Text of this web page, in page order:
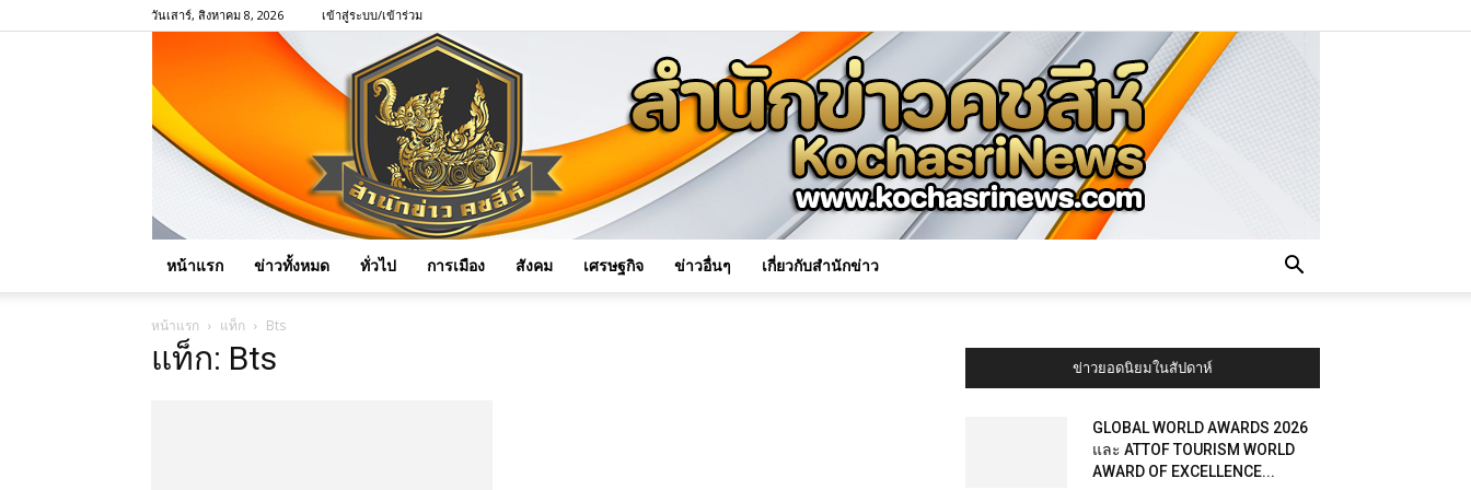
วันเสาร์, สิงหาคม 8, 2026 เข้าสู่ระบบ/เข้าร่วม
หน้าแรก ข่าวทั้งหมด ทั่วไป การเมือง สังคม เศรษฐกิจ ข่าวอื่นๆ เกี่ยวกับสำนักข่าว
หน้าแรก แท็ก Bts
แท็ก: Bts ข่าวยอดนิยมในสัปดาห์
GLOBAL WORLD AWARDS 2026
และ ATTOF TOURISM WORLD
AWARD OF EXCELLENCE...